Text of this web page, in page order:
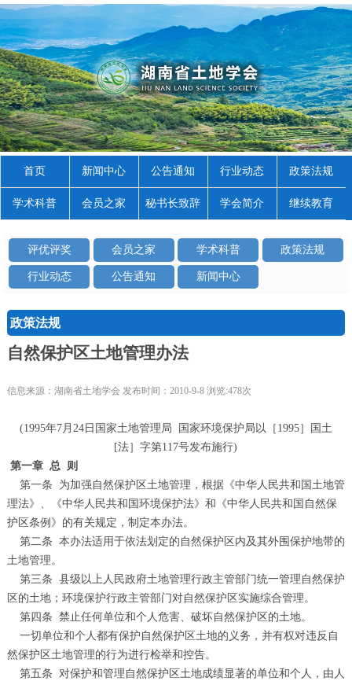
首页 新闻中心 公告通知 行业动态 政策法规
学术科普 会员之家 秘书长致辞 学会简介 继续教育
评优评奖 会员之家 学术科普 政策法规
行业动态 公告通知 新闻中心
政策法规
自然保护区土地管理办法
信息来源：湖南省土地学会 发布时间：2010-9-8 浏览:478次
(1995年7月 24日国家土地管理局 国家环境保护局以［ 1995］国土
[法］字第117号发布施行)
第一章 总
则
第一条
为加强自然保护区土地管理，根据《中华人民共和国土地管
理法》、《中华人民共和国环境保护法》和《中华人民共和国自然保
护区条例》的有关规定，制定本办法。
第二条 本办法适用于依法划定的自然保护区内及其外围保护地带的
土地管理。
第三条 县级以上人民政府土地管理行政主管部门统一管理自然保护
区的土地；环境保护行政主管部门对自然保护区实施综合管理。
第四条 禁止任何单位和个人危害、破坏自然保护区的土地。
一切单位和个人都有保护自然保护区土地的义务，并有权对违反自
然保护区土地管理的行为进行检举和控告。
第五条 对保护和管理自然保护区土地成绩显著的单位和个人，由人